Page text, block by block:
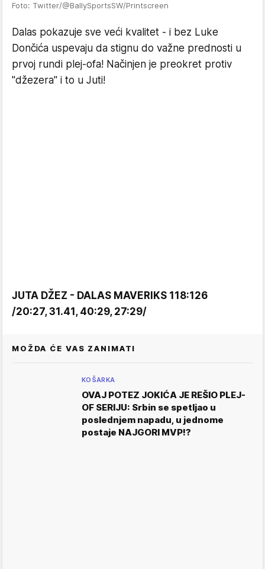
Foto: Twitter/@BallySportsSW/Printscreen
Dalas pokazuje sve veći kvalitet - i bez Luke
Dončića uspevaju da stignu do važne prednosti u
prvoj rundi plej-ofa! Načinjen je preokret protiv
"džezera" i to u Juti!
JUTA DŽEZ - DALAS MAVERIKS 118:126
/20:27, 31.41, 40:29, 27:29/
MOŽDA ĆE VAS ZANIMATI
KOŠARKA
OVAJ POTEZ JOKIĆA JE REŠIO PLEJ-
OF SERIJU: Srbin se spetljao u
poslednjem napadu, u jednome
postaje NAJGORI MVP!?